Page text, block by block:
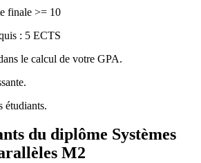
finale >= 10
: 5 ECTS
le calcul de votre GPA.
étudiants.
du diplôme Systèmes
M2